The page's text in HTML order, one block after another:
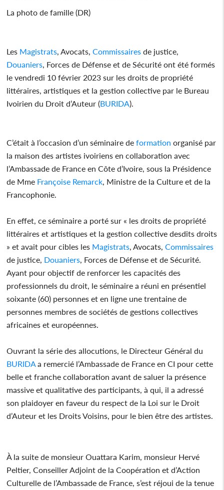
La photo de famille (DR)
Les Magistrats , Avocats,Commissaires de justice,
Douaniers , Forces de Défense et de Sécurité ont été formés
le vendredi 10 février 2023 sur les droits de propriété
littéraires, artistiques et la gestion collective par le Bureau
Ivoirien du Droit d’Auteur (BURIDA).
C’était à l’occasion d’un séminaire deformation organisé par
la maison des artistes ivoiriens en collaboration avec
l’Ambassade de France en Côte d’Ivoire, sous la Présidence
de Mme Françoise Remarck , Ministre de la Culture et de la
Francophonie.
En effet, ce séminaire a porté sur « les droits de propriété
littéraires et artistiques et la gestion collective desdits droits
» et avait pour cibles les Magistrats , Avocats,Commissaires
de justice, Douaniers , Forces de Défense et de Sécurité.
Ayant pour objectif de renforcer les capacités des
professionnels du droit, le séminaire a réuni en présentiel
soixante (60) personnes et en ligne une trentaine de
personnes membres de sociétés de gestions collectives
africaines et européennes.
Ouvrant la série des allocutions, le Directeur Général du
BURIDA a remercié l’Ambassade de France en CI pour cette
belle et franche collaboration avant de saluer la présence
massive et qualitative des participants, à qui, il a adressé
son plaidoyer en faveur du respect de la Loi sur le Droit
d’Auteur et les Droits Voisins, pour le bien être des artistes.
À la suite de monsieur Ouattara Karim, monsieur Hervé
Peltier, Conseiller Adjoint de la Coopération et d’Action
Culturelle de l’Ambassade de France, s’est réjoui de la tenue